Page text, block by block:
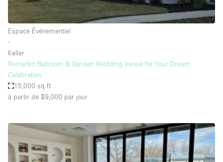
Entrepôt / Espace Stockage / Box
Espace Atypique / Unique
Espace Événementiel
Galerie d'art
Lobby / Accueil
Maison / Villa / Hôtel Particulier
Restaurant / Bar / Café
Espace Événementiel
∙
Keller
Romantic Ballroom & Garden Wedding Venue for Your Dream
Celebration
15,000 sq ft
à partir de $9,000 par jour